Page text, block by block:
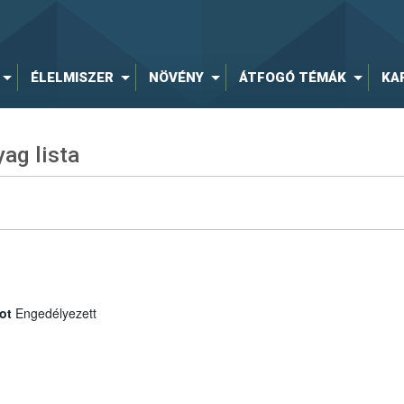
ÉLELMISZER NÖVÉNY ÁTFOGÓ TÉMÁK
lista
Engedélyezett